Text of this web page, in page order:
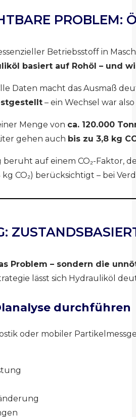
PROBLEM:
Betriebsstoff in
basiert auf Rohöl – und
Daten macht das Ausmaß
– ein Wechsel war
Menge von ca. 120.000
gehen auch bis zu 3,8 kg
auf einem CO₂-Faktor,
CO₂) berücksichtigt – bei
Problem – sondern die
lässt sich Hydrauliköl
durchführen
oder mobiler